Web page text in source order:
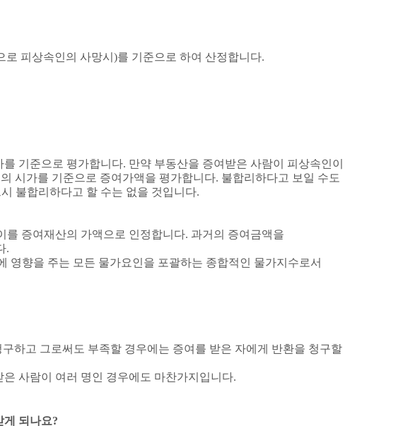
로 피상속인의 사망시 )를 기준으로 하여 산정합니다.
를 기준으로 평가합니다. 만약 부동산을 증여받은 사람이 피상속인이
시가를 기준으로 증여가액을 평가합니다. 불합리하다고 보일 수도
불합리하다고 할 수는 없을 것입니다.
를 증여재산의 가액으로 인정합니다. 과거의 증여금액을
.
영향을 주는 모든 물가요인을 포괄하는 종합적인 물가지수로서
하고 그로써도 부족할 경우에는 증여를 받은 자에게 반환을 청구할
은 사람이 여러 명인 경우에도 마찬가지입니다.
게 되나요?